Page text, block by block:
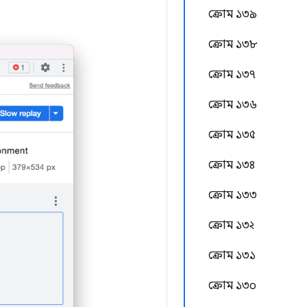
ক্রোম ১৩৯
ক্রোম ১৩৮
ক্রোম ১৩৭
ক্রোম ১৩৬
ক্রোম ১৩৫
ক্রোম ১৩৪
ক্রোম ১৩৩
ক্রোম ১৩২
ক্রোম ১৩১
ক্রোম ১৩০